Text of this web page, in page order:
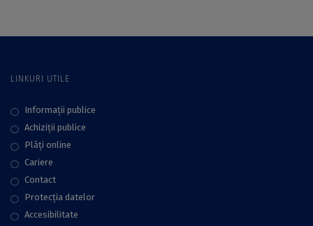
Mișcarea ca
Bucharest
LINKURI UTILE
Informații publice
Achiziții publice
Plăţi online
Cariere
Contact
Protecţia datelor
Accesibilitate